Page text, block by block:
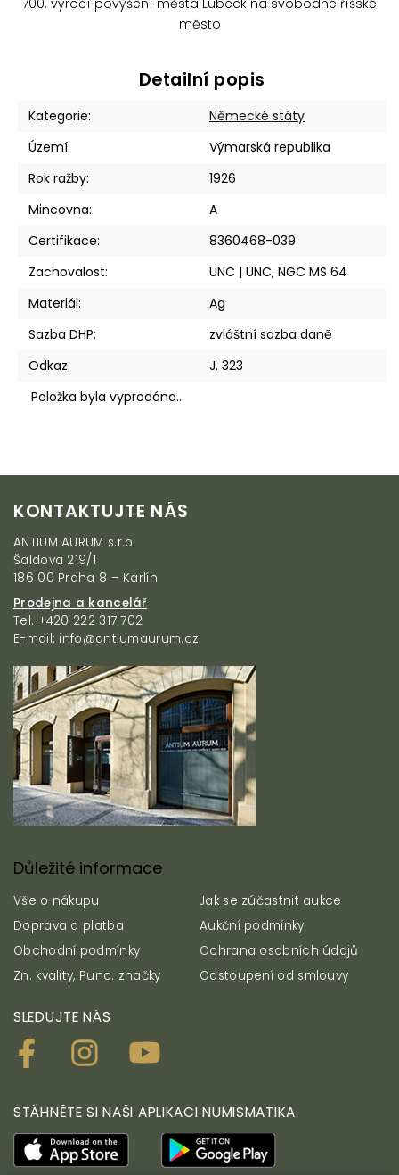
město
Detailní popis
Kategorie:
Německé státy
Území:
Výmarská republika
Rok ražby:
1926
Mincovna:
A
Certifikace:
8360468-039
Zachovalost:
UNC | UNC, NGC MS 64
Materiál:
Ag
Sazba DHP:
zvláštní sazba daně
Odkaz:
J. 323
Položka byla vyprodána…
KONTAKTUJTE NÁS
ANTIUM AURUM s.r.o.
Šaldova 219/1
186 00 Praha 8 – Karlín
Prodejna a kancelář
Tel. +420 222 317 702
E-mail: info@antiumaurum.cz
Důležité informace
Vše o nákupu
Jak se zúčastnit aukce
Doprava a platba
Aukční podmínky
Obchodní podmínky
Ochrana osobních údajů
Zn. kvality, Punc. značky
Odstoupení od smlouvy
SLEDUJTE NÁS
STÁHNĚTE SI NAŠI APLIKACI NUMISMATIKA